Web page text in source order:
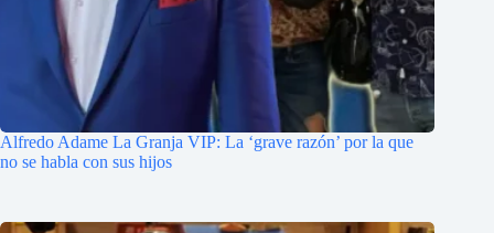
Alfredo Adame La Granja VIP: La ‘grave razón’ por la que
no se habla con sus hijos